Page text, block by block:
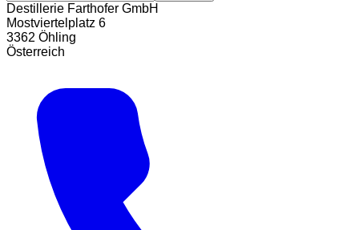
Destillerie Farthofer GmbH
Mostviertelplatz 6
3362 Öhling
Österreich